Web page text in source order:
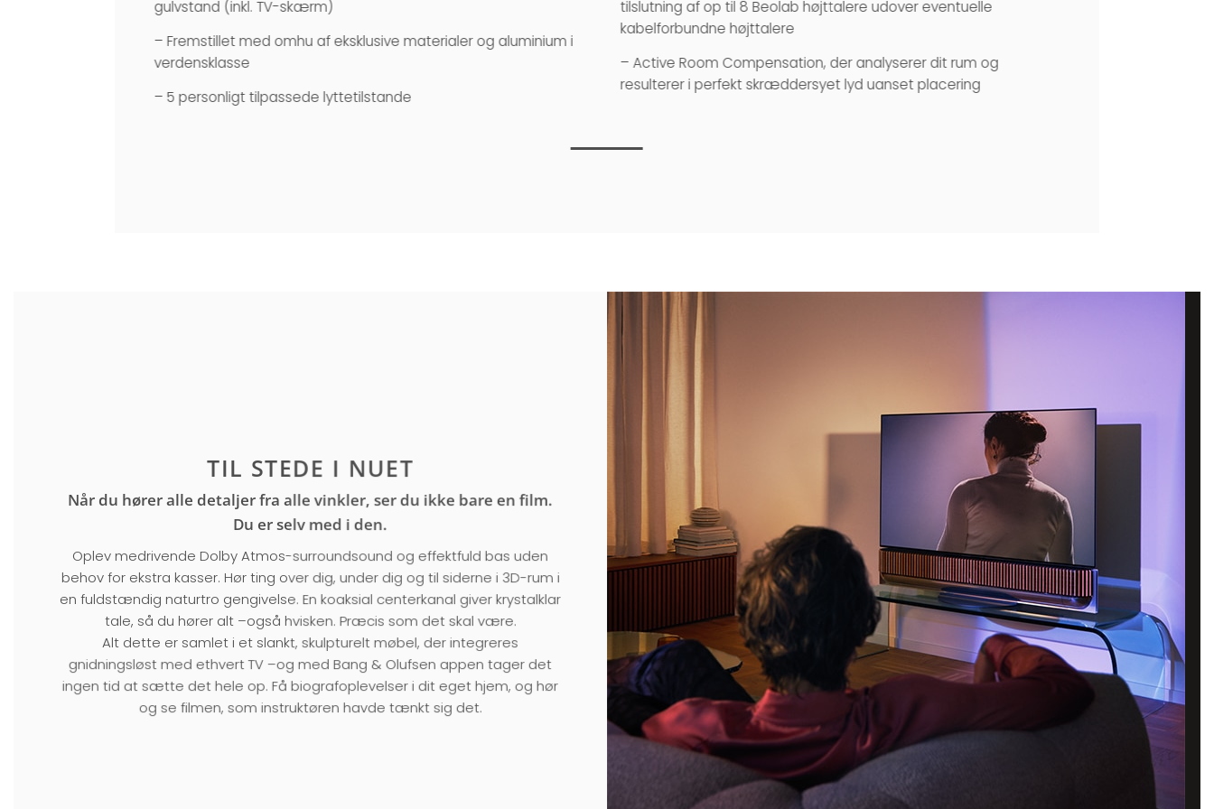
gulvstand (inkl. TV-skærm)
– Fremstillet med omhu af eksklusive materialer og aluminium i
verdensklasse
– 5 personligt tilpassede lyttetilstande
tilslutning af op til 8 Beolab højttalere udover eventuelle
kabelforbundne højttalere
– Active Room Compensation, der analyserer dit rum og
resulterer i perfekt skræddersyet lyd uanset placering
TIL STEDE I NUET
Når du hører alle detaljer fra alle vinkler, ser du ikke bare en film.
Du er selv med i den.
Oplev medrivende Dolby Atmos-surroundsound og effektfuld bas uden
behov for ekstra kasser. Hør ting over dig, under dig og til siderne i 3D-rum i
en fuldstændig naturtro gengivelse. En koaksial centerkanal giver krystalklar
tale, så du hører alt –også hvisken. Præcis som det skal være.
Alt dette er samlet i et slankt, skulpturelt møbel, der integreres
gnidningsløst med ethvert TV –og med Bang & Olufsen appen tager det
ingen tid at sætte det hele op. Få biografoplevelser i dit eget hjem, og hør
og se filmen, som instruktøren havde tænkt sig det.